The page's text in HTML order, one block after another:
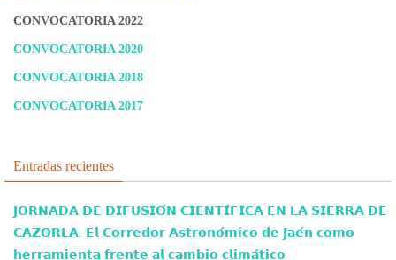
CONVOCATORIA 2022
CONVOCATORIA 2020
CONVOCATORIA 2018
CONVOCATORIA 2017
Entradas recientes
𝗝𝗢𝗥𝗡𝗔𝗗𝗔 𝗗𝗘 𝗗𝗜𝗙𝗨𝗦𝗜𝗢́𝗡 𝗖𝗜𝗘𝗡𝗧𝗜́𝗙𝗜𝗖𝗔 𝗘𝗡 𝗟𝗔 𝗦𝗜𝗘𝗥𝗥𝗔 𝗗𝗘
𝗖𝗔𝗭𝗢𝗥𝗟𝗔. 𝗘𝗹 𝗖𝗼𝗿𝗿𝗲𝗱𝗼𝗿 𝗔𝘀𝘁𝗿𝗼𝗻𝗼́𝗺𝗶𝗰𝗼 𝗱𝗲 𝗝𝗮𝗲́𝗻 𝗰𝗼𝗺𝗼
𝗵𝗲𝗿𝗿𝗮𝗺𝗶𝗲𝗻𝘁𝗮 𝗳𝗿𝗲𝗻𝘁𝗲 𝗮𝗹 𝗰𝗮𝗺𝗯𝗶𝗼 𝗰𝗹𝗶𝗺𝗮́𝘁𝗶𝗰𝗼